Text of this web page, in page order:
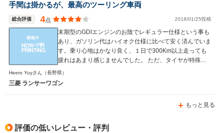
手間は掛かるが、最高のツーリング車両
総合評価 4点 2018/01/25投稿
末期型のGDIエンジンのお陰でレギュラー仕様という事も
あり、ガソリン代はハイオク仕様に比べて安く済んでいま
す。乗り心地はかなり良く、１日で300Km以上走っても
疲れはあまり感じませんでした。 ただ、タイヤが特殊な
サイズなためタイヤ代が結構高くつきます。 またGDI特有
的なガソリン添加剤の投入やカーボン対策をしないとGDI
満もありますが、安定性の高さや走りの良さ、高速走行時
Heero Yuyさん （長野県）
三菱 ランサーワゴン
もっと見る
評価の低いレビュー・評判